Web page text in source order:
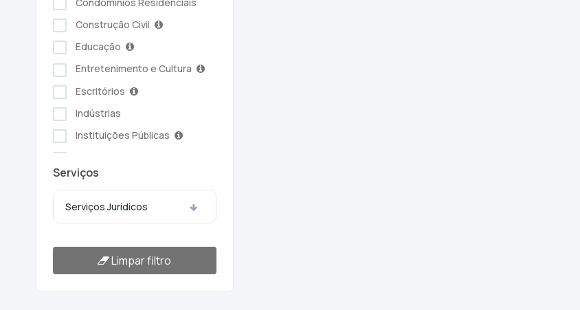
Construção Civil
Educação
Entretenimento e Cultura
Escritórios
Indústrias
Instituições Públicas
Serviços Pessoais
Setor Alimentício
Setor Automotivo
Transporte e Logística
Turismo e Hotelaria
Serviços
Serviços Jurídicos
Limpar filtro